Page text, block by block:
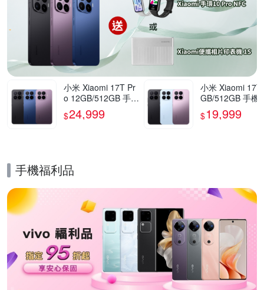
小米 Xiaomi 17T Pr
o 12GB/512GB 手機
官方旗艦館
$24,999
小米 Xiaomi 17T
GB/512GB 手機
方旗艦館
$19,999
手機福利品